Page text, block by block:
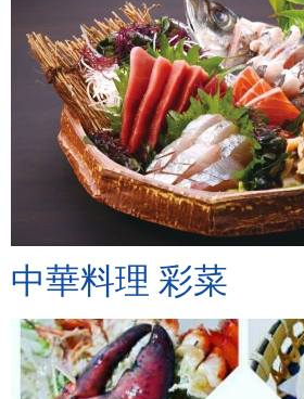
中華料理 彩菜